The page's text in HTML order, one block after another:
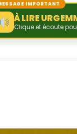
IMPORTANT
À LIRE
Clique et écoute